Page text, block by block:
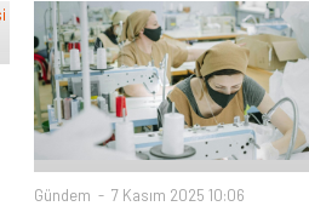
Gündem 7 Kasım 2025 10:06